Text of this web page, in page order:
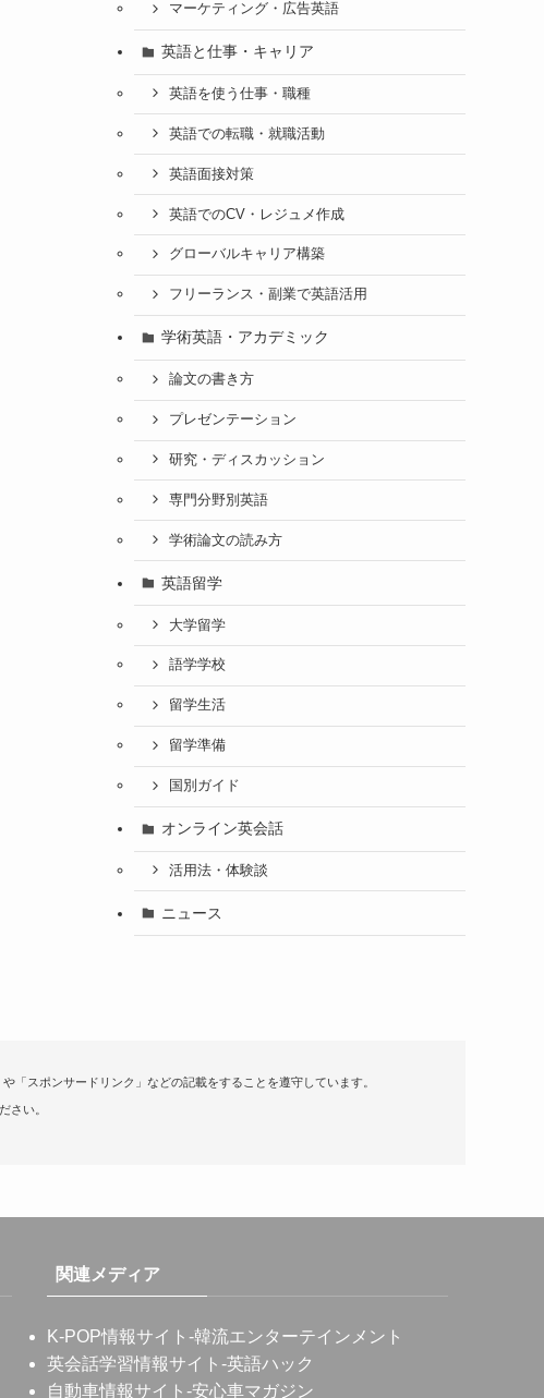
マーケティング・広告英語
英語と仕事・キャリア
英語を使う仕事・職種
英語での転職・就職活動
英語面接対策
英語でのCV・レジュメ作成
グローバルキャリア構築
フリーランス・副業で英語活用
学術英語・アカデミック
論文の書き方
プレゼンテーション
研究・ディスカッション
専門分野別英語
学術論文の読み方
英語留学
大学留学
語学学校
留学生活
留学準備
国別ガイド
オンライン英会話
活用法・体験談
ニュース
「スポンサードリンク」などの記載をすることを遵守しています。
さい。
関連メディア
K-POP情報サイト -韓流エンターテインメント
英会話学習情報サイト -英語ハック
自動車情報サイト -安心車マガジン